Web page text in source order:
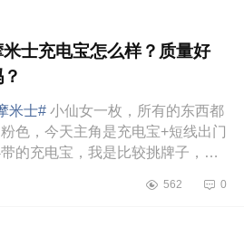
米士充电宝怎么样？质量好
米士# 小仙女一枚，所有的东西都
色，今天主角是充电宝+短线出门
的充电宝，我是比较挑牌子，几
电宝就把电池充坏了。之后就在...
562 0